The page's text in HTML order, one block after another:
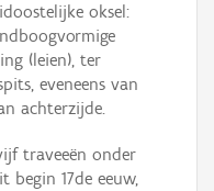
oksel:
(leien), ter
eveneens van
achterzijde.
traveeën onder
begin 17de eeuw,